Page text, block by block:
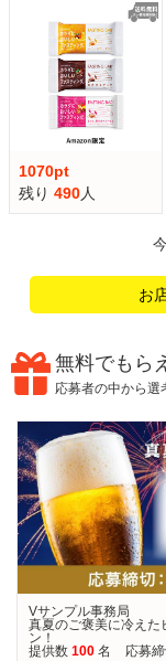
1070pt
残り 490人
お
無料でもら
応募者の中から選
Vサンプル事務局
真夏のご褒美に冷え
ン！
提供数 100 名 応募